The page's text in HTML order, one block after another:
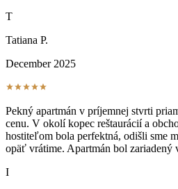
T
Tatiana P.
December 2025
Pekný apartmán v príjemnej stvrti
cenu. V okolí kopec reštaurácií a
hostiteľom bola perfektná, odišli sme
opäť vrátime. Apartmán bol zariadený
I